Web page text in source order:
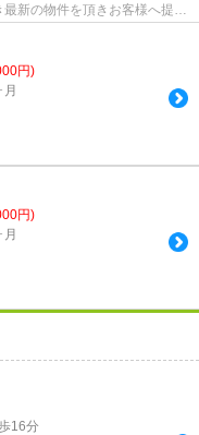
新の物件を頂きお客様へ提供
円)
円)
16分